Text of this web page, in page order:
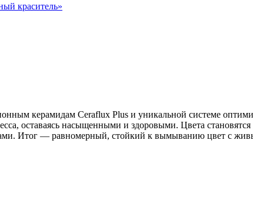
краситель»
керамидам Ceraflux Plus и уникальной системе
оставаясь насыщенными и здоровыми. Цвета
Итог — равномерный, стойкий к вымыванию цвет с